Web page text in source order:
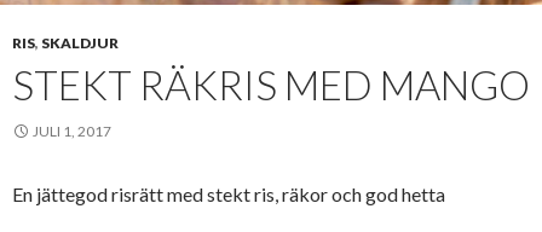
RIS, SKALDJUR
STEKT RÄKRIS MED MANGO
JULI 1, 2017
En jättegod risrätt med stekt ris, räkor och god hetta